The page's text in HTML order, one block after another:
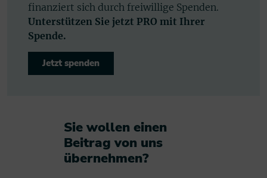
finanziert sich durch freiwillige Spenden.
Unterstützen Sie jetzt PRO mit Ihrer
Spende.
Jetzt spenden
Sie wollen einen
Beitrag von uns
übernehmen?​